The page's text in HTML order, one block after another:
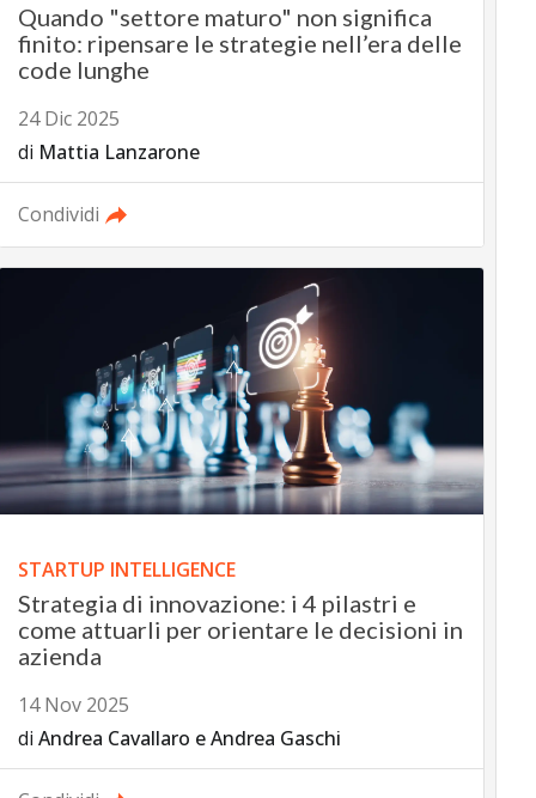
Quando "settore maturo" non significa
finito: ripensare le strategie nell’era delle
code lunghe
24 Dic 2025
di Mattia Lanzarone
Condividi
STARTUP INTELLIGENCE
Strategia di innovazione: i 4 pilastri e
come attuarli per orientare le decisioni in
azienda
14 Nov 2025
di Andrea Cavallaro eAndrea Gaschi